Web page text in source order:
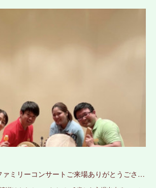
ァミリーコンサートご来場ありがとうごさ…